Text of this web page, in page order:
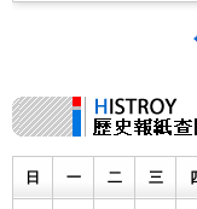
日 一 二 三